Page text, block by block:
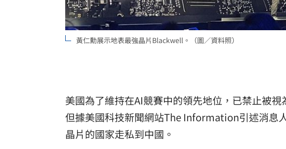
「拍片人的多重宇宙」職涯論壇9/12登場！ 10:30
8國球員齊聚高雄 Formosa 7s掀足球熱潮
黃仁勳展示地表最強晶片Blackwell。（圖／資料照）
美國為了維持在AI競賽中的領先地位，已禁止被
但據美國科技新聞網站The Information引述消息
晶片的國家走私到中國。